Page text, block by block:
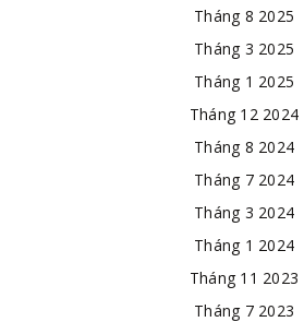
Tháng 8 2025
Tháng 3 2025
Tháng 1 2025
Tháng 12 2024
Tháng 8 2024
Tháng 7 2024
Tháng 3 2024
Tháng 1 2024
Tháng 11 2023
Tháng 7 2023